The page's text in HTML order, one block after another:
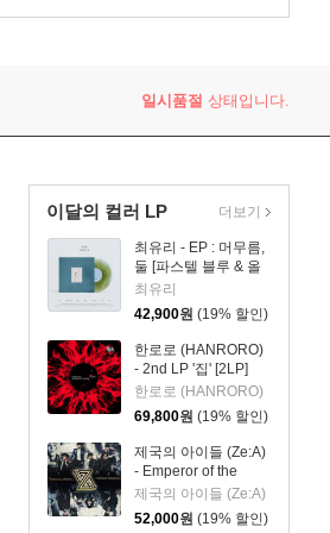
일시품절 상태입니다.
이달의 컬러 LP
최유리 - EP : 머무름,
둘 [파스텔 블루 & 올
리브 그린 컬러 10인
치 Vinyl]
최유리
42,900원 (19% 할인)
한로로 (HANRORO)
- 2nd LP '집' [2LP]
한로로 (HANRORO)
69,800원 (19% 할인)
제국의 아이들 (Ze:A)
- Emperor of the
Empire [립타이드 컬
러 LP]
제국의 아이들 (Ze:A)
52,000원 (19% 할인)
더보기